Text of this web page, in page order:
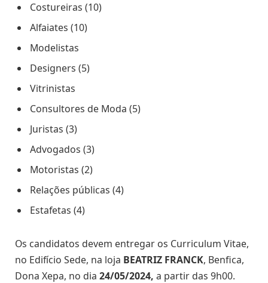
Costureiras (10)
Alfaiates (10)
Modelistas
Designers (5)
Vitrinistas
Consultores de Moda (5)
Juristas (3)
Advogados (3)
Motoristas (2)
Relações públicas (4)
Estafetas (4)
Os candidatos devem entregar os Curriculum Vitae,
no Edifício Sede, na loja BEATRIZ FRANCK, Benfica,
Dona Xepa, no dia 24/05/2024, a partir das 9h00.